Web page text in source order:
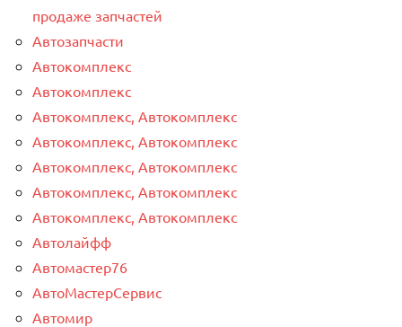
продаже запчастей
Автозапчасти
Автокомплекс
Автокомплекс
Автокомплекс, Автокомплекс
Автокомплекс, Автокомплекс
Автокомплекс, Автокомплекс
Автокомплекс, Автокомплекс
Автокомплекс, Автокомплекс
Автолайфф
Автомастер76
АвтоМастерСервис
Автомир